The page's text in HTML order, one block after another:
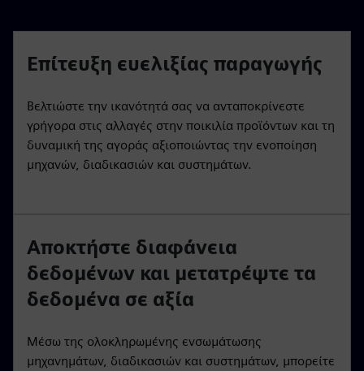
Επίτευξη ευελιξίας παραγωγής
Βελτιώστε την ικανότητά σας να ανταποκρίνεστε
γρήγορα στις αλλαγές στην ποικιλία προϊόντων και τη
δυναμική της αγοράς αξιοποιώντας την ενοποίηση
μηχανών, διαδικασιών και συστημάτων.
Αποκτήστε διαφάνεια
δεδομένων και μετατρέψτε τα
δεδομένα σε αξία
Μέσω της ολοκληρωμένης ενσωμάτωσης
μηχανημάτων, διαδικασιών και συστημάτων, μπορείτε